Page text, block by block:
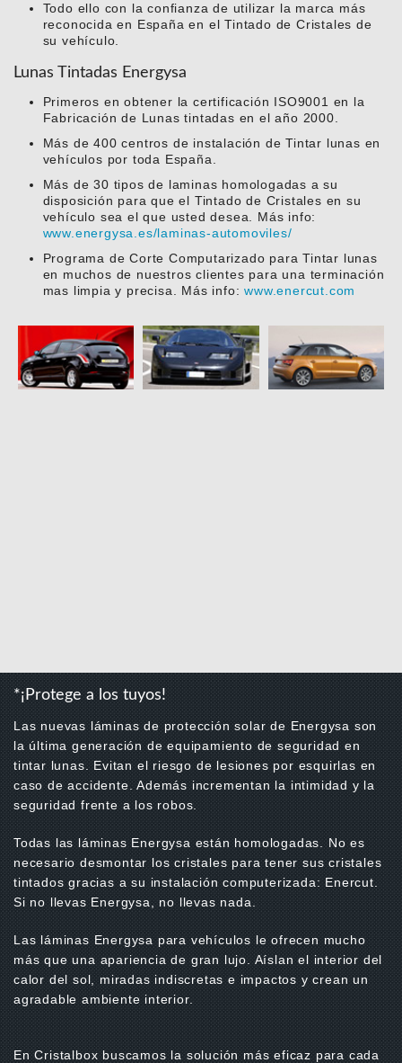
Todo ello con la confianza de utilizar la marca más
reconocida en España en el Tintado de Cristales de
su vehículo.
Lunas Tintadas Energysa
Primeros en obtener la certificación ISO9001 en la
Fabricación de Lunas tintadas en el año 2000.
Más de 400 centros de instalación de Tintar lunas en
vehículos por toda España.
Más de 30 tipos de laminas homologadas a su
disposición para que el Tintado de Cristales en su
vehículo sea el que usted desea. Más info:
www.energysa.es/laminas-automoviles/
Programa de Corte Computarizado para Tintar lunas
en muchos de nuestros clientes para una terminación
mas limpia y precisa. Más info:www.enercut.com
*¡Protege a los tuyos!
Las nuevas láminas de protección solar de Energysa son
la última generación de equipamiento de seguridad en
tintar lunas. Evitan el riesgo de lesiones por esquirlas en
caso de accidente. Además incrementan la intimidad y la
seguridad frente a los robos.
Todas las láminas Energysa están homologadas. No es
necesario desmontar los cristales para tener sus cristales
tintados gracias a su instalación computerizada: Enercut.
Si no llevas Energysa, no llevas nada.
Las láminas Energysa para vehículos le ofrecen mucho
más que una apariencia de gran lujo. Aíslan el interior del
calor del sol, miradas indiscretas e impactos y crean un
agradable ambiente interior.
En Cristalbox buscamos la solución más eficaz para cada